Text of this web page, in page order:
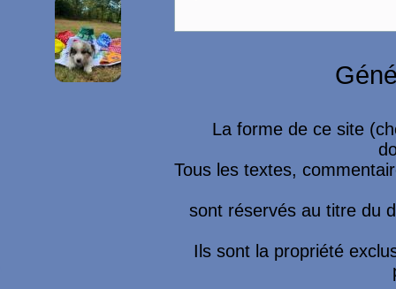
La forme de ce site
Tous les textes,
sont réservés au titre du
Ils sont la propriété